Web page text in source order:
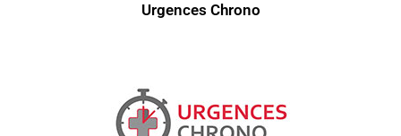
Urgences Chrono